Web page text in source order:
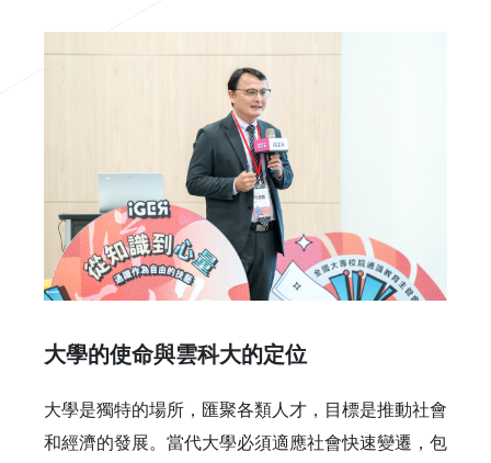
大學的使命與雲科大的定位
大學是獨特的場所，匯聚各類人才，目標是推動社會
和經濟的發展。當代大學必須適應社會快速變遷，包